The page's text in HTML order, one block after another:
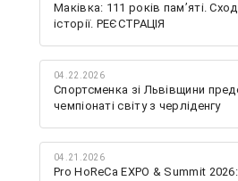
Маківка: 111 років пам’яті.
історії. РЕЄСТРАЦІЯ
04.22.2026
Спортсменка зі Львівщини
чемпіонаті світу з черліденгу
04.21.2026
Pro HoReCa EXPO & Summit